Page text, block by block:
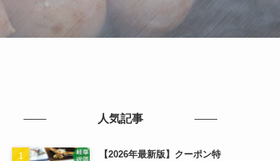
人気記事
【2026年最新版】クーポン特